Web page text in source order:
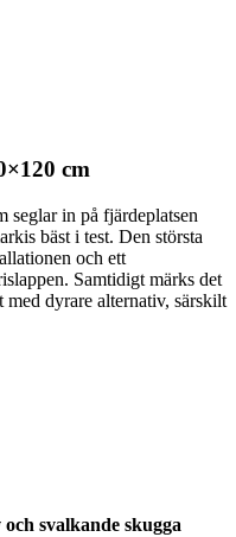
cm
seglar in på fjärdeplatsen
bäst i test. Den största
och ett
Samtidigt märks det
med dyrare alternativ, särskilt
svalkande skugga